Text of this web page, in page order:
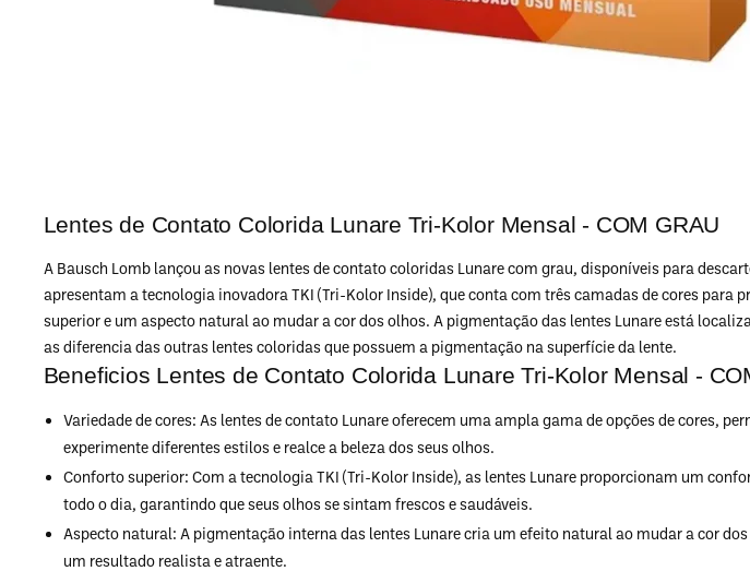
Lentes de Contato Colorida Lunare Tri-Kolor Mensal - COM GRAU
A Bausch Lomb lançou as novas lentes de contato coloridas Lunare com grau, disponíveis para
apresentam a tecnologia inovadora TKI (Tri-Kolor Inside), que conta com três camadas de cores para
superior e um aspecto natural ao mudar a cor dos olhos. A pigmentação das lentes Lunare está
as diferencia das outras lentes coloridas que possuem a pigmentação na superfície da lente.
Beneficios Lentes de Contato Colorida Lunare Tri-Kolor Mensal -
Variedade de cores: As lentes de contato Lunare oferecem uma ampla gama de opções de cores,
experimente diferentes estilos e realce a beleza dos seus olhos.
Conforto superior: Com a tecnologia TKI (Tri-Kolor Inside), as lentes Lunare proporcionam um
todo o dia, garantindo que seus olhos se sintam frescos e saudáveis.
Aspecto natural: A pigmentação interna das lentes Lunare cria um efeito natural ao mudar a cor
um resultado realista e atraente.